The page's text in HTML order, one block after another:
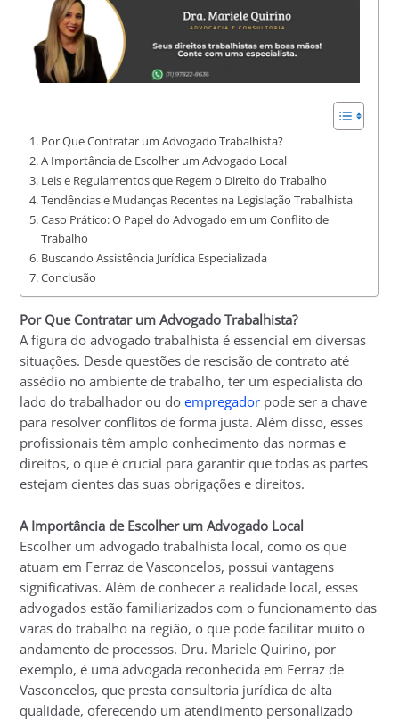
Por Que Contratar um Advogado Trabalhista?
A Importância de Escolher um Advogado Local
Leis e Regulamentos que Regem o Direito do Trabalho
Tendências e Mudanças Recentes na Legislação Trabalhista
Caso Prático: O Papel do Advogado em um Conflito de
Trabalho
Buscando Assistência Jurídica Especializada
Conclusão
Por Que Contratar um Advogado Trabalhista?
A figura do advogado trabalhista é essencial em diversas
situações. Desde questões de rescisão de contrato até
assédio no ambiente de trabalho, ter um especialista do
lado do trabalhador ou doempregador pode ser a chave
para resolver conflitos de forma justa. Além disso, esses
profissionais têm amplo conhecimento das normas e
direitos, o que é crucial para garantir que todas as partes
estejam cientes das suas obrigações e direitos.
A Importância de Escolher um Advogado Local
Escolher um advogado trabalhista local, como os que
atuam em Ferraz de Vasconcelos, possui vantagens
significativas. Além de conhecer a realidade local, esses
advogados estão familiarizados com o funcionamento das
varas do trabalho na região, o que pode facilitar muito o
andamento de processos. Dru. Mariele Quirino, por
exemplo, é uma advogada reconhecida em Ferraz de
Vasconcelos, que presta consultoria jurídica de alta
qualidade, oferecendo um atendimento personalizado